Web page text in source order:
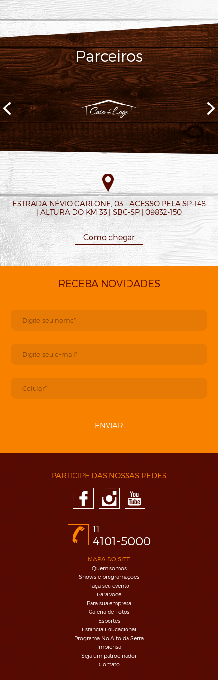
Parceiros
ESTRADA NÉVIO CARLONE, 03 - ACESSO PELA SP-148
| ALTURA DO KM 33 | SBC-SP | 09832-150
Como chegar
RECEBA NOVIDADES
ENVIAR
11
4101-5000
MAPA DO SITE
Quem somos
Shows e programações
Faça seu evento
Para você
Para sua empresa
Galeria de Fotos
Esportes
Estância Educacional
Programa No Alto da Serra
Imprensa
Seja um patrocinador
Contato
PARTICIPE DAS NOSSAS REDES